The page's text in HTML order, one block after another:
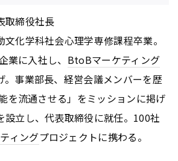
締役社長
化学科社会心理学専修課程卒業。
業に入社し、 BtoBマーケティング
。事業部長、経営会議メンバーを歴
を流通させる」をミッションに掲げ
設立し、代表取締役に就任。100社
ィングプロジェクトに携わる。